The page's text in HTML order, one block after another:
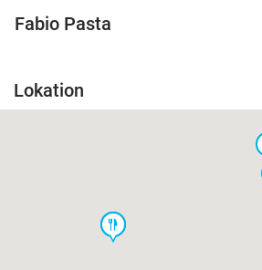
Fabio Pasta
Lokation
food
food